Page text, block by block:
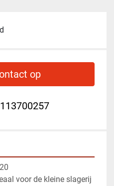
op
voor de kleine slagerij